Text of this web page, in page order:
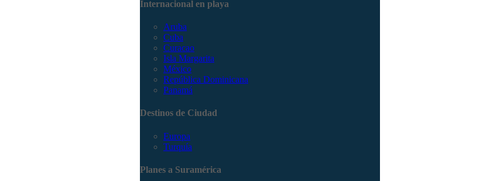
Internacional en playa
Aruba
Cuba
Curacao
Isla Margarita
México
República Dominicana
Panamá
Destinos de Ciudad
Europa
Turquía
Planes a Suramérica